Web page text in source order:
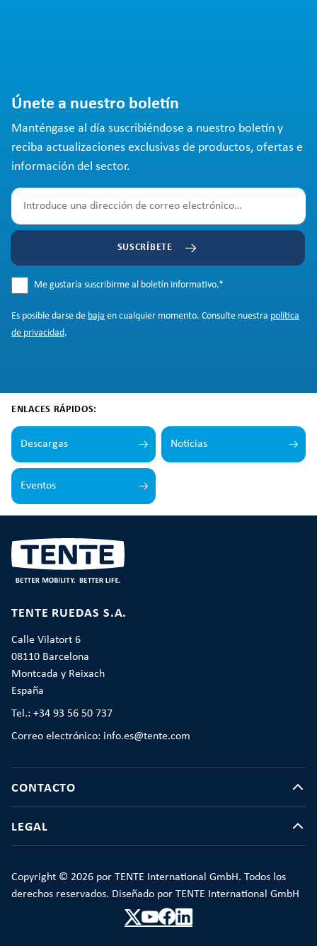
Únete a nuestro boletín
Manténgase al día suscribiéndose a nuestro boletín y
reciba actualizaciones exclusivas de productos, ofertas e
información del sector.
SUSCRÍBETE
Me gustaría suscribirme al boletín informativo.*
Es posible darse de baja en cualquier momento. Consulte nuestra política
de privacidad.
ENLACES RÁPIDOS:
Descargas Noticias
Eventos
TENTE RUEDAS S.A.
Calle Vilatort 6
08110 Barcelona
Montcada y Reixach
España
Tel.: +34 93 56 50 737
Correo electrónico: info.es@tente.com
CONTACTO
LEGAL
Copyright © 2026 por TENTE International GmbH. Todos los
derechos reservados. Diseñado por TENTE International GmbH